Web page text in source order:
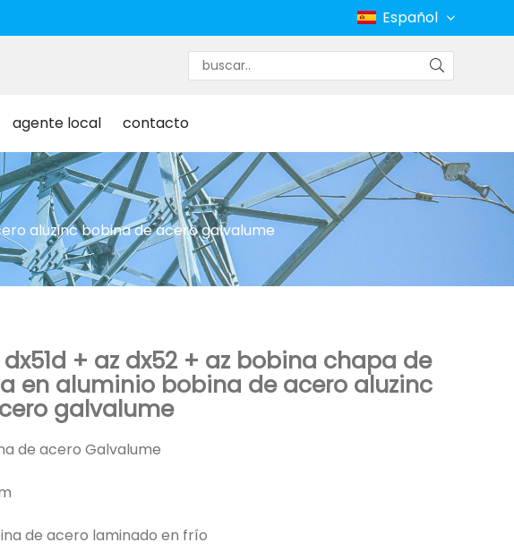
Español
agente local contacto
aluzinc bobina de acero galvalume
+ az dx52 + az bobina chapa de
en aluminio bobina de acero aluzinc
galvalume
de acero Galvalume
de acero laminado en frío